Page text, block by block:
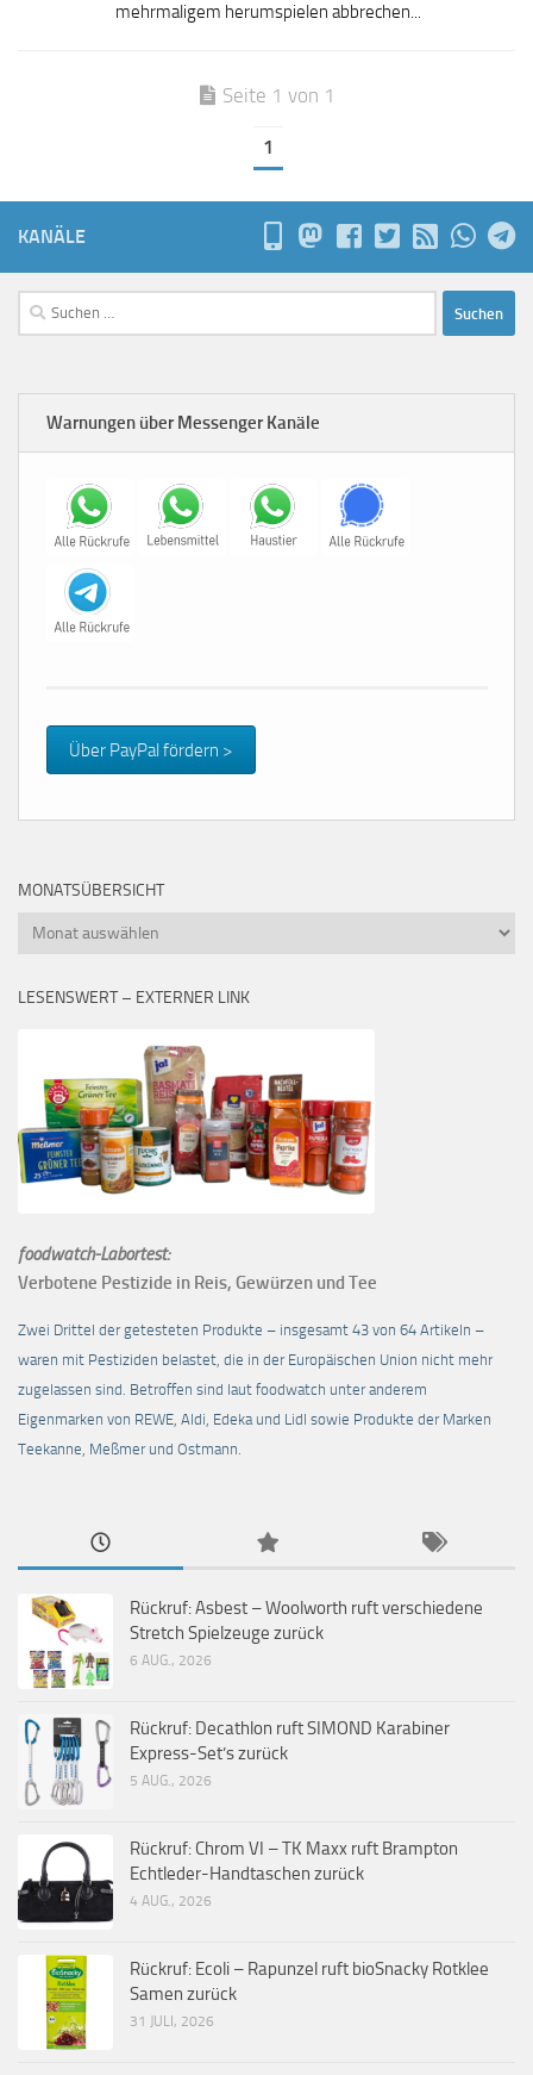
mehrmaligem herumspielen abbrechen...
Seite 1 von 1
1
KANÄLE
Suchen
nach:
Warnungen über Messenger Kanäle
Über PayPal fördern >
MONATSÜBERSICHT
Monatsübersicht
LESENSWERT – EXTERNER LINK
foodwatch-Labortest:
Verbotene Pestizide in Reis, Gewürzen und Tee
Zwei Drittel der getesteten Produkte – insgesamt 43 von 64 Artikeln –
waren mit Pestiziden belastet, die in der Europäischen Union nicht mehr
zugelassen sind. Betroffen sind laut foodwatch unter anderem
Eigenmarken von REWE, Aldi, Edeka und Lidl sowie Produkte der Marken
Teekanne, Meßmer und Ostmann.
Rückruf: Asbest – Woolworth ruft verschiedene
Stretch Spielzeuge zurück
6 AUG., 2026
Rückruf: Decathlon ruft SIMOND Karabiner
Express-Set’s zurück
5 AUG., 2026
Rückruf: Chrom VI – TK Maxx ruft Brampton
Echtleder-Handtaschen zurück
4 AUG., 2026
Rückruf: Ecoli – Rapunzel ruft bioSnacky Rotklee
Samen zurück
31 JULI, 2026